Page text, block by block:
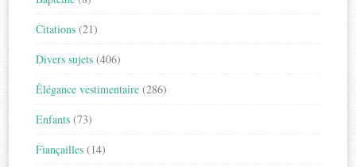
Citations (21)
Divers sujets (406)
Élégance vestimentaire (286)
Enfants (73)
Fiançailles (14)